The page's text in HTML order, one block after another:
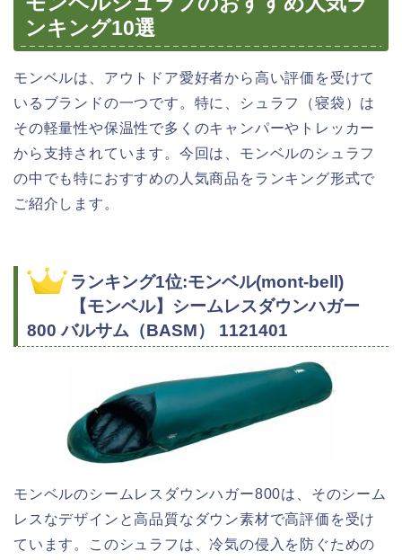
ンキング10選
モンベルは、アウトドア愛好者から高い評価を受けて
いるブランドの一つです。特に、シュラフ（寝袋）は
その軽量性や保温性で多くのキャンパーやトレッカー
から支持されています。今回は、モンベルのシュラフ
の中でも特におすすめの人気商品をランキング形式で
ご紹介します。
ランキング1位:モンベル(mont-bell)
【モンベル】シームレスダウンハガー
800 バルサム（BASM） 1121401
モンベルのシームレスダウンハガー800は、そのシーム
レスなデザインと高品質なダウン素材で高評価を受け
ています。このシュラフは、冷気の侵入を防ぐための